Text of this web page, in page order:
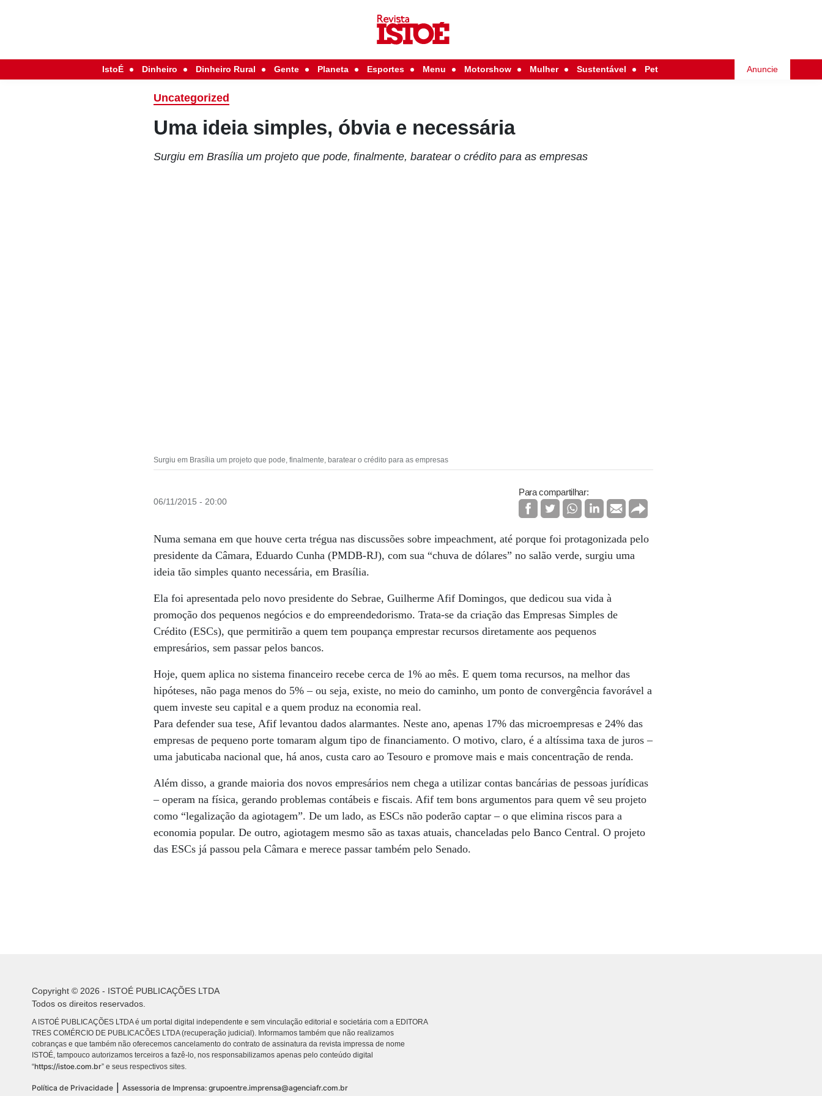
IstoÉ Dinheiro Dinheiro Rural Gente Planeta Esportes Menu Motorshow Mulher Sustentável Pet Anuncie
Uncategorized
Uma ideia simples, óbvia e necessária
Surgiu em Brasília um projeto que pode, finalmente, baratear o crédito para as empresas
Surgiu em Brasília um projeto que pode, finalmente, baratear o crédito para as empresas
06/11/2015 - 20:00
Para compartilhar:
Numa semana em que houve certa trégua nas discussões sobre impeachment, até porque foi protagonizada pelo
presidente da Câmara, Eduardo Cunha (PMDB-RJ), com sua “chuva de dólares” no salão verde, surgiu uma
ideia tão simples quanto necessária, em Brasília.
Ela foi apresentada pelo novo presidente do Sebrae, Guilherme Afif Domingos, que dedicou sua vida à
promoção dos pequenos negócios e do empreendedorismo. Trata-se da criação das Empresas Simples de
Crédito (ESCs), que permitirão a quem tem poupança emprestar recursos diretamente aos pequenos
empresários, sem passar pelos bancos.
Hoje, quem aplica no sistema financeiro recebe cerca de 1% ao mês. E quem toma recursos, na melhor das
hipóteses, não paga menos do 5% – ou seja, existe, no meio do caminho, um ponto de convergência favorável a
quem investe seu capital e a quem produz na economia real.
Para defender sua tese, Afif levantou dados alarmantes. Neste ano, apenas 17% das microempresas e 24% das
empresas de pequeno porte tomaram algum tipo de financiamento. O motivo, claro, é a altíssima taxa de juros –
uma jabuticaba nacional que, há anos, custa caro ao Tesouro e promove mais e mais concentração de renda.
Além disso, a grande maioria dos novos empresários nem chega a utilizar contas bancárias de pessoas jurídicas
– operam na física, gerando problemas contábeis e fiscais. Afif tem bons argumentos para quem vê seu projeto
como “legalização da agiotagem”. De um lado, as ESCs não poderão captar – o que elimina riscos para a
economia popular. De outro, agiotagem mesmo são as taxas atuais, chanceladas pelo Banco Central. O projeto
das ESCs já passou pela Câmara e merece passar também pelo Senado.
Copyright © 2026 - ISTOÉ PUBLICAÇÕES LTDA
Todos os direitos reservados.
A ISTOÉ PUBLICAÇÕES LTDA é um portal digital independente e sem vinculação editorial e societária com a EDITORA
TRES COMÉRCIO DE PUBLICACÕES LTDA (recuperação judicial). Informamos também que não realizamos
cobranças e que também não oferecemos cancelamento do contrato de assinatura da revista impressa de nome
ISTOÉ, tampouco autorizamos terceiros a fazê-lo, nos responsabilizamos apenas pelo conteúdo digital
“https://istoe.com.br” e seus respectivos sites.
Política de Privacidade Assessoria de Imprensa: grupoentre.imprensa@agenciafr.com.br